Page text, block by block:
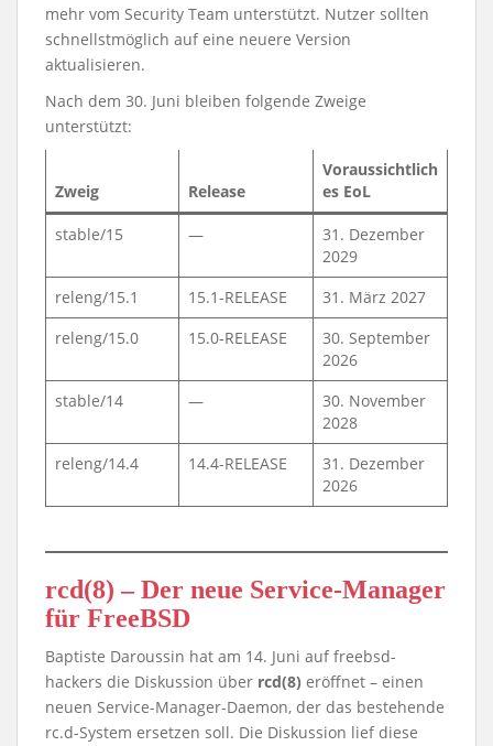
mehr vom Security Team unterstützt. Nutzer sollten
schnellstmöglich auf eine neuere Version
aktualisieren.
Nach dem 30. Juni bleiben folgende Zweige
unterstützt:
Zweig Release
Voraussichtlich
es EoL
stable/15 —
31. Dezember
2029
releng/15.1
15.1-RELEASE
31. März 2027
releng/15.0
15.0-RELEASE
30. September
2026
stable/14
—
30. November
2028
releng/14.4
14.4-RELEASE
31. Dezember
2026
rcd(8) – Der neue Service-Manager
für FreeBSD
Baptiste Daroussin hat am 14. Juni auf freebsd-
hackers die Diskussion über rcd(8) eröffnet – einen
neuen Service-Manager-Daemon, der das bestehende
rc.d-System ersetzen soll. Die Diskussion lief diese